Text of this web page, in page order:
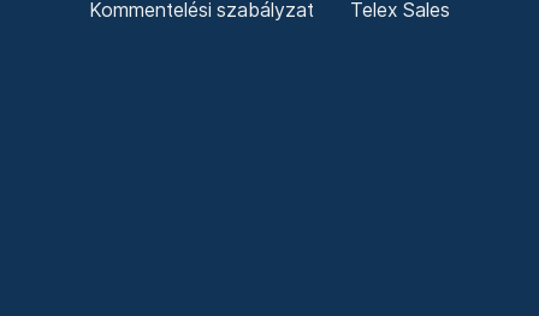
Kommentelési szabályzat Telex Sales